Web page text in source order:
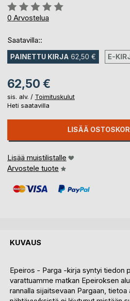
Arvostelu::
0%
0 Arvostelua
Saatavilla::
PAINETTU KIRJA 62,50 € E-
62,50 €
sis. alv. / Toimituskulut
Heti saatavilla
LISÄÄ
Lisää muistilistalle
Arvostele tuote
KUVAUS
Epeiros - Parga -kirja syntyi tiedon
varattuamme matkan Epeiroksen
rannalla sijaitsevaan Pargaan,